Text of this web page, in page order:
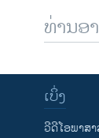
ທ່ານອ
ເບິ່ງ
ວີດີໂອພາສ